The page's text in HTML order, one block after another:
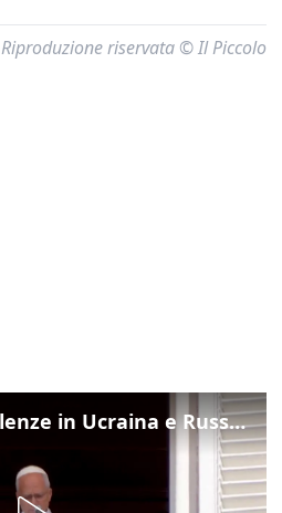
Riproduzione riservata © Il Piccolo
Il Papa: "Basta violenze in Ucraina e Russia, spazio a diplomazia"